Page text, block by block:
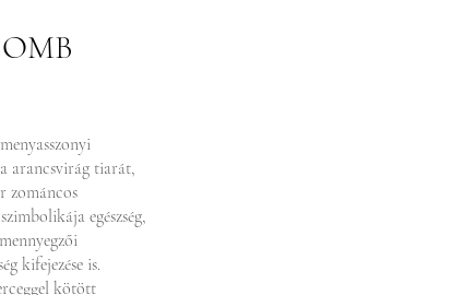
arancsvirág tiarát,
zománcos
egészség,
kifejezése is.
kötött